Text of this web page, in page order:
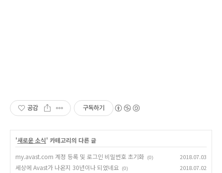
공감 구독하기
'새로운 소식' 카테고리의 다른 글
my.avast.com 계정 등록 및 로그인 비밀번호 초기화 (0) 2018.07.03
세상에 Avast가 나온지 30년이나 되었네요 (0) 2018.07.02